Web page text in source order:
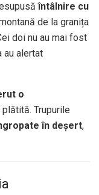
întâlnire cu
de la granița
doi nu au mai fost
au alertat
o
Trupurile
în deșert,